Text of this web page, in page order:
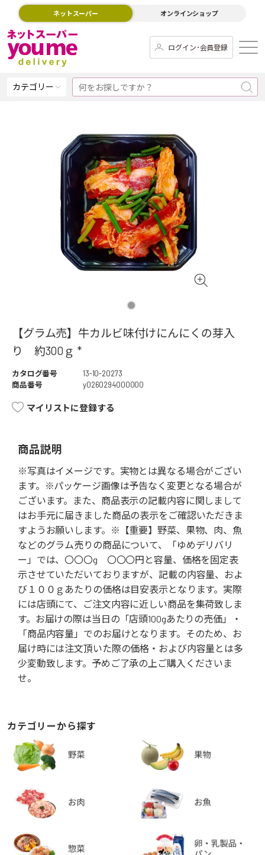
ネットスーパー オンラインショップ
ログイン･会員登録
カテゴリー
【グラム売】牛カルビ味付けにんにくの芽入
り 約300ｇ *
カタログ番号
13-10-20273
商品番号
y0260294000000
マイリストに登録する
商品説明
※写真はイメージです。実物とは異なる場合がござい
ます。※パッケージ画像は予告なく変更となる場合が
ございます。また、商品表示の記載内容に関しまして
はお手元に届きました商品の表示をご確認いただきま
すようお願いします。※【重要】野菜、果物、肉、魚
などのグラム売りの商品について、「ゆめデリバリ
ー」では、〇〇〇g 〇〇〇円と容量、価格を固定表
示させていただいておりますが、記載の内容量、およ
び１００ｇあたりの価格は目安表示となります。実際
には店頭にて、ご注文内容に近しい商品を集荷致しま
す。お届けの際は当日の「店頭100gあたりの売価」・
「商品内容量」でのお届けとなります。そのため、お
届け時には注文頂いた際の価格・および内容量とは多
少変動致します。予めご了承の上ご購入くださいま
せ。
カテゴリーから探す